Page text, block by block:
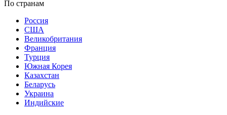
По странам
Россия
США
Великобритания
Франция
Турция
Южная Корея
Казахстан
Беларусь
Украина
Индийские